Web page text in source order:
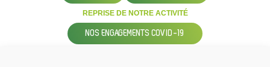
REPRISE DE NOTRE ACTIVITÉ
NOS ENGAGEMENTS COVID-19